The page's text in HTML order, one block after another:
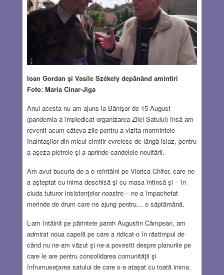
Ioan Gordan şi Vasile Székely depănând amintiri
Foto: Maria Cinar-Jiga
Anul acesta nu am ajuns la Bănişor de 15 August
(pandemia a împiedicat organizarea Zilei Satului) însă am
revenit acum câteva zile pentru a vizita mormintele
înaintaşilor din micul cimitir evreiesc de lângă islaz, pentru
a aşeza pietrele şi a aprinde candelele neuitării.
Am avut bucuria de a o reîntâlni pe Viorica Chifor, care ne-
a aşteptat cu inima deschisă şi cu masa întinsă şi – în
ciuda tuturor insistenţelor noastre – ne-a împachetat
merinde de drum care ne ajung pentru… o săptămână.
L-am întâlnit pe părintele paroh Augustin Câmpean, am
admirat noua capelă pe care a ridicat-o în răstimpul de
când nu ne-am văzut şi ne-a povestit despre planurile pe
care le are pentru consolidarea comunităţii şi
înfrumuseţarea satului de care s-a ataşat cu toată inima.